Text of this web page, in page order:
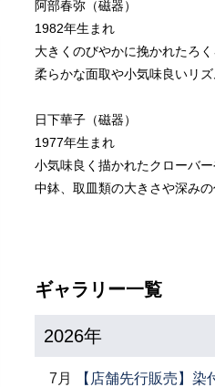
阿部春弥（磁器）
1982年生まれ
大きくのびやかに挽かれたろ
柔らかな面取や小気味良いリ
日下華子（磁器）
1977年生まれ
小気味良く描かれたクローバ
中鉢、取皿類の大きさや深み
ギャラリー一覧
2026年
7月 【店舗先行販売】染